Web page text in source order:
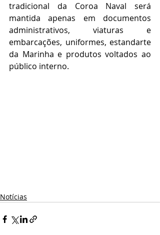
tradicional da Coroa Naval será
mantida apenas em documentos
administrativos, viaturas e
embarcações, uniformes, estandarte
da Marinha e produtos voltados ao
público interno.
Notícias